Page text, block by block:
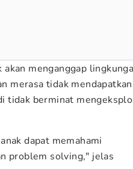
menganggap
merasa tidak mendapatkan
tidak berminat
dapat memahami
problem solving," jelas